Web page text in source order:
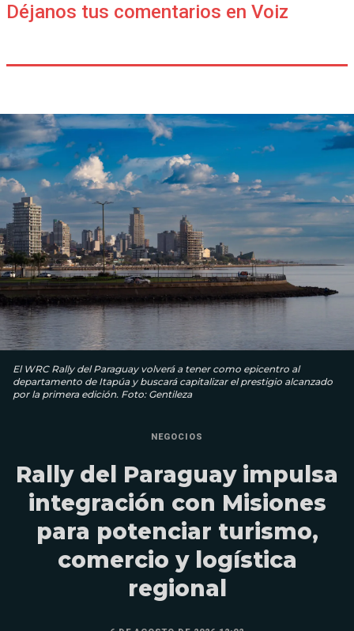
Déjanos tus comentarios en Voiz
El WRC Rally del Paraguay volverá a tener como epicentro al
departamento de Itapúa y buscará capitalizar el prestigio alcanzado
por la primera edición. Foto: Gentileza
NEGOCIOS
Rally del Paraguay impulsa
integración con Misiones
para potenciar turismo,
comercio y logística
regional